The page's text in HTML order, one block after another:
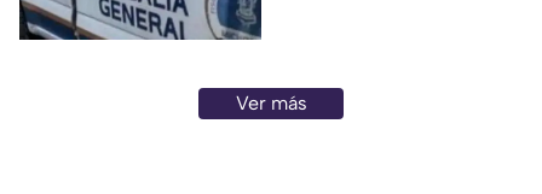
Ver más